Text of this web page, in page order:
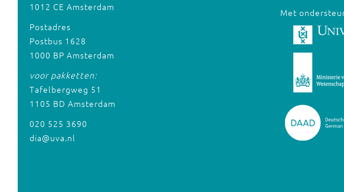
1012 CE Amsterdam
Postadres
Postbus 1628
1000 BP Amsterdam
voor pakketten:
Tafelbergweg 51
1105 BD Amsterdam
020 525 3690
dia@uva.nl
Met